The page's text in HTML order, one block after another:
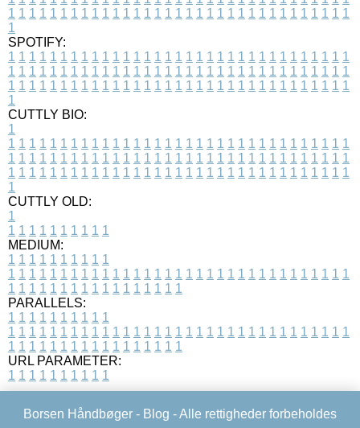
1 1 1 1 1 1 1 1 1 1 1 1 1 1 1 1 1 1 1 1 1 1 1 1 1 1 1 1 1 1 1 1 1
1
SPOTIFY:
1 1 1 1 1 1 1 1 1 1 1 1 1 1 1 1 1 1 1 1 1 1 1 1 1 1 1 1 1 1 1 1 1
1 1 1 1 1 1 1 1 1 1 1 1 1 1 1 1 1 1 1 1 1 1 1 1 1 1 1 1 1 1 1 1 1
1 1 1 1 1 1 1 1 1 1 1 1 1 1 1 1 1 1 1 1 1 1 1 1 1 1 1 1 1 1 1 1 1
1
CUTTLY BIO:
1
1 1 1 1 1 1 1 1 1 1 1 1 1 1 1 1 1 1 1 1 1 1 1 1 1 1 1 1 1 1 1 1 1
1 1 1 1 1 1 1 1 1 1 1 1 1 1 1 1 1 1 1 1 1 1 1 1 1 1 1 1 1 1 1 1 1
1 1 1 1 1 1 1 1 1 1 1 1 1 1 1 1 1 1 1 1 1 1 1 1 1 1 1 1 1 1 1 1 1
1
CUTTLY OLD:
1
1 1 1 1 1 1 1 1 1 1
MEDIUM:
1 1 1 1 1 1 1 1 1 1
1 1 1 1 1 1 1 1 1 1 1 1 1 1 1 1 1 1 1 1 1 1 1 1 1 1 1 1 1 1 1 1 1
1 1 1 1 1 1 1 1 1 1 1 1 1 1 1 1 1
PARALLELS:
1 1 1 1 1 1 1 1 1 1
1 1 1 1 1 1 1 1 1 1 1 1 1 1 1 1 1 1 1 1 1 1 1 1 1 1 1 1 1 1 1 1 1
1 1 1 1 1 1 1 1 1 1 1 1 1 1 1 1 1
URL PARAMETER:
1 1 1 1 1 1 1 1 1 1
Borsen Håndbøger - Blog - Alle rettigheder forbeholdes